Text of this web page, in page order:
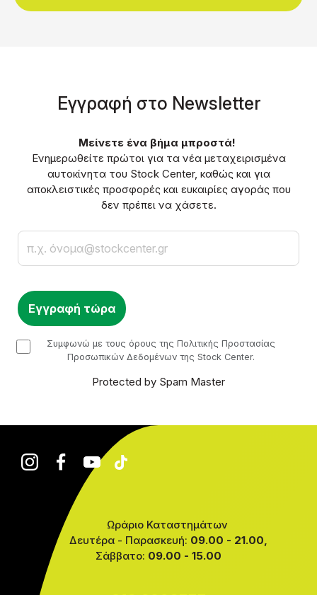
Eγγραφή στο Νewsletter
Μείνετε ένα βήμα μπροστά!
Ενημερωθείτε πρώτοι για τα νέα μεταχειρισμένα
αυτοκίνητα του Stock Center, καθώς και για
αποκλειστικές προσφορές και ευκαιρίες αγοράς που
δεν πρέπει να χάσετε.
checkbox
Συμφωνώ με τους όρους της Πολιτικής Προστασίας
Προσωπικών Δεδομένων της Stock Center.
Protected by Spam Master
Ωράριο Καταστημάτων
Δευτέρα - Παρασκευή: 09.00 - 21.00,
Σάββατο: 09.00 - 15.00